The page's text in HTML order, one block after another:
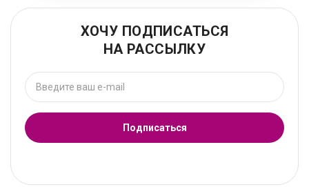
ХОЧУ ПОДПИСАТЬСЯ
НА РАССЫЛКУ
Подписаться